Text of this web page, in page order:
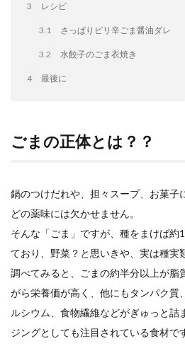
3 レシピ
3.1 さっぱりピリ辛ごま醤油ダレ
3.2 水餃子のごま衣焼き
4 最後に
ごまの正体とは？？
鍋のつけだれや、担々スープ、お菓子
どの薬味には欠かせません。
そんな「ごま」ですが、種をまけば約
ており、野菜？と思いきや、実は種実
調べてみると、ごまの約半分以上が脂
がら栄養価が高く、他にもタンパク質
ルシウム、食物繊維などがぎゅっと詰
ジングとしても注目されている食材で
イートアンドの仕事
アレルギー
アレルゲン
アレンジレシピ
セカンド冷凍庫
国産
冷凍弁当
冷凍焼売
回鍋肉
ワンプレ
ワイン
マンドゥ
メスティン
ラ
ラーメンJourney
レシピ